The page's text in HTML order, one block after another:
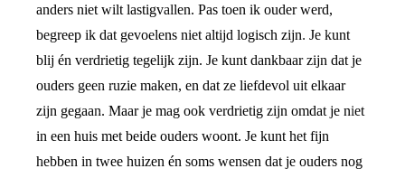
anders niet wilt lastigvallen. Pas toen ik ouder werd,
begreep ik dat gevoelens niet altijd logisch zijn. Je kunt
blij én verdrietig tegelijk zijn. Je kunt dankbaar zijn dat je
ouders geen ruzie maken, en dat ze liefdevol uit elkaar
zijn gegaan. Maar je mag ook verdrietig zijn omdat je niet
in een huis met beide ouders woont. Je kunt het fijn
hebben in twee huizen én soms wensen dat je ouders nog